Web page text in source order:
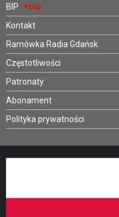
BIP
Kontakt
Ramówka Radia Gdańsk
Częstotliwości
Patronaty
Abonament
Polityka prywatności